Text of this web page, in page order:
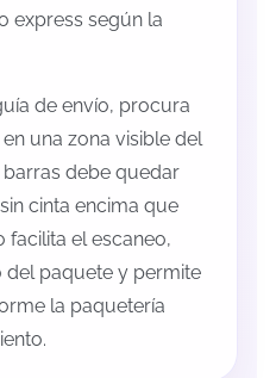
express según la
de envío, procura
una zona visible del
debe quedar
cinta encima que
facilita el escaneo,
del paquete y permite
la paquetería